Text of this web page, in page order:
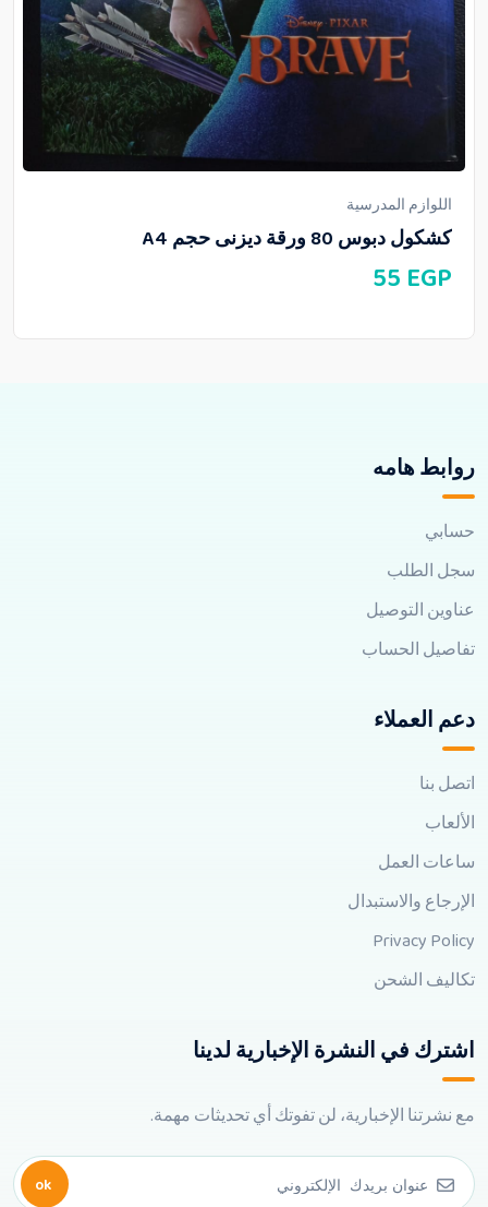
اللوازم المدرسية
كشكول دبوس 80 ورقة ديزنى حجم A4
55 EGP
روابط هامه
حسابي
سجل الطلب
عناوين التوصيل
تفاصيل الحساب
دعم العملاء
اتصل بنا
الألعاب
ساعات العمل
الإرجاع والاستبدال
Privacy Policy
تكاليف الشحن
اشترك في النشرة الإخبارية لدينا
مع نشرتنا الإخبارية، لن تفوتك أي تحديثات مهمة.
ok